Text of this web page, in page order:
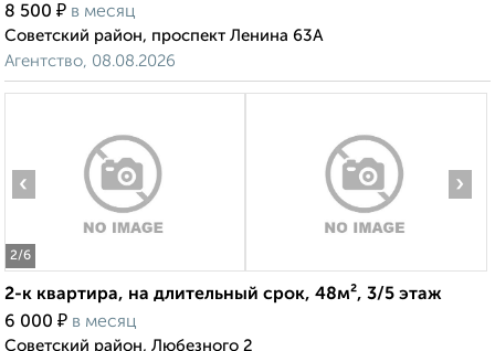
8 500 ₽ в месяц
Советский район, проспект Ленина 63А
Агентство, 08.08.2026
2/6
‹ ›
2-к квартира, на длительный срок, 48м², 3/5 этаж
6 000 ₽ в месяц
Советский район, Любезного 2